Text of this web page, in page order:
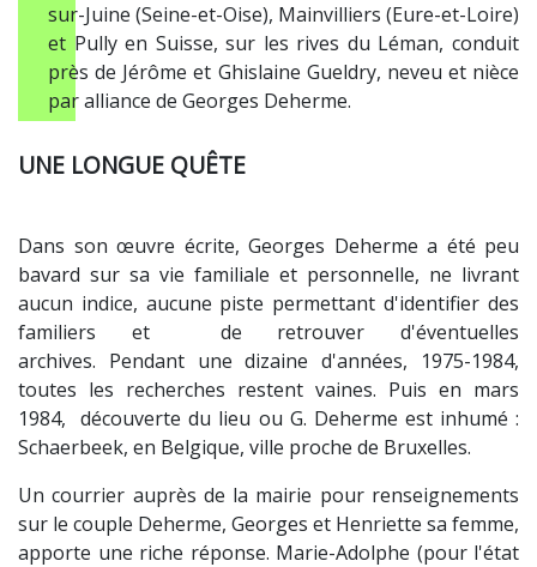
sur-Juine (Seine-et-Oise), Mainvilliers (Eure-et-Loire)
et Pully en Suisse, sur les rives du Léman, conduit
près de Jérôme et Ghislaine Gueldry, neveu et nièce
par alliance de Georges Deherme.
UNE LONGUE QUÊTE
Dans son œuvre écrite, Georges Deherme a été peu
bavard sur sa vie familiale et personnelle, ne livrant
aucun indice, aucune piste permettant d'identifier des
familiers et de retrouver d'éventuelles
archives. Pendant une dizaine d'années, 1975-1984,
toutes les recherches restent vaines. Puis en mars
1984, découverte du lieu ou G. Deherme est inhumé :
Schaerbeek, en Belgique, ville proche de Bruxelles.
Un courrier auprès de la mairie pour renseignements
sur le couple Deherme, Georges et Henriette sa femme,
apporte une riche réponse. Marie-Adolphe (pour l'état